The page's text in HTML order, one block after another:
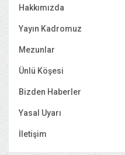
Hakkımızda
Yayın Kadromuz
Mezunlar
Ünlü Köşesi
Bizden Haberler
Yasal Uyarı
İletişim